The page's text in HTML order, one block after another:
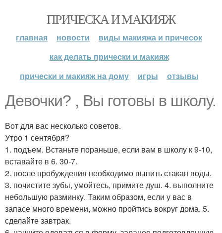
ПРИЧЕСКА И МАКИЯЖ
главная новости
виды макияжа и причесок
как делать прически и макияж
прически и макияж на дому
игры отзывы
Девочки? , Вы готовы в школу.
Вот для вас несколько советов.
Утро 1 сентября?
1. подъем. Встаньте пораньше, если вам в школу к 9-10,
вставайте в 6. 30-7.
2. после пробуждения необходимо выпить стакан воды.
3. почистите зубы, умойтесь, примите душ. 4. выполните
небольшую разминку. Таким образом, если у вас в
запасе много времени, можно пройтись вокруг дома. 5.
сделайте завтрак.